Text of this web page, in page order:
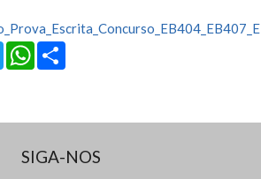
Twitter
WhatsApp
SIGA-NOS